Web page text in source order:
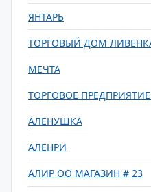
ЯНТАРЬ
ТОРГОВЫЙ ДОМ
МЕЧТА
ТОРГОВОЕ ПРЕДПРИЯТИЕ
АЛЕНУШКА
АЛЕНРИ
АЛИР ОО МАГАЗИН # 23